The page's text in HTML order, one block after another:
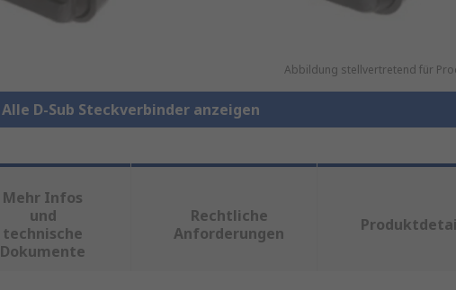
Abbildung stellvertretend für
Alle D-Sub Steckverbinder anzeigen
Mehr Infos
und
technische
Dokumente
Rechtliche
Anforderungen